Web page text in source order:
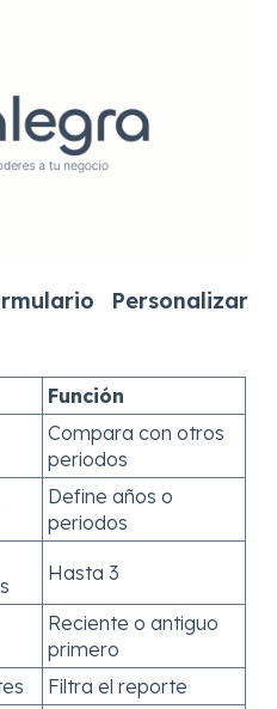
Personalizar
Función
Compara con otros
periodos
Define años o
periodos
Hasta 3
Reciente o antiguo
primero
Filtra el reporte